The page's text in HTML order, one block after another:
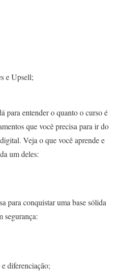
e Upsell;
para entender o quanto o curso é
que você precisa para ir do
Veja o que você aprende e
um deles:
para conquistar uma base sólida
segurança:
diferenciação;